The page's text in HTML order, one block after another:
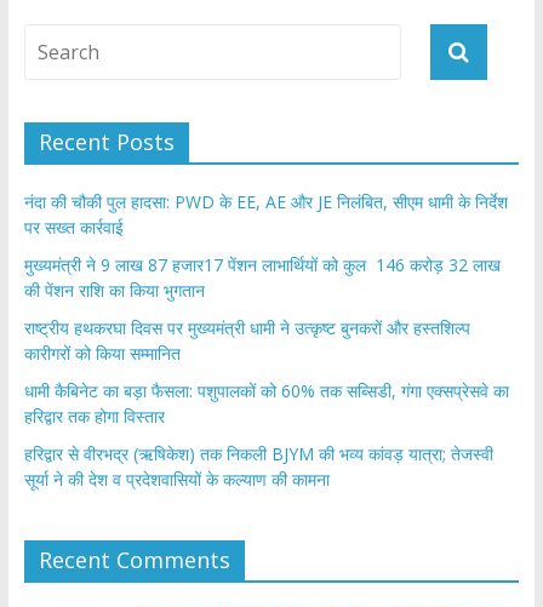
Recent Posts
नंदा की चौकी पुल हादसा: PWD के EE, AE और JE निलंबित, सीएम धामी के निर्देश
पर सख्त कार्रवाई
मुख्यमंत्री ने 9 लाख 87 हजार17 पेंशन लाभार्थियों को कुल 146 करोड़ 32 लाख
की पेंशन राशि का किया भुगतान
राष्ट्रीय हथकरघा दिवस पर मुख्यमंत्री धामी ने उत्कृष्ट बुनकरों और हस्तशिल्प
कारीगरों को किया सम्मानित
​धामी कैबिनेट का बड़ा फैसला: पशुपालकों को 60% तक सब्सिडी, गंगा एक्सप्रेसवे का
हरिद्वार तक होगा विस्तार
​हरिद्वार से वीरभद्र (ऋषिकेश) तक निकली BJYM की भव्य कांवड़ यात्रा; तेजस्वी
सूर्या ने की देश व प्रदेशवासियों के कल्याण की कामना
Recent Comments